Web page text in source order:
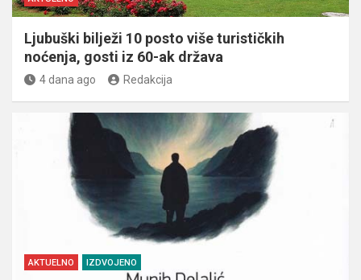
Ljubuški bilježi 10 posto više turističkih
noćenja, gosti iz 60-ak država
4 dana ago Redakcija
AKTUELNO IZDVOJENO